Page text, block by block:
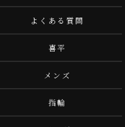
よくある質問
喜平
メンズ
指輪